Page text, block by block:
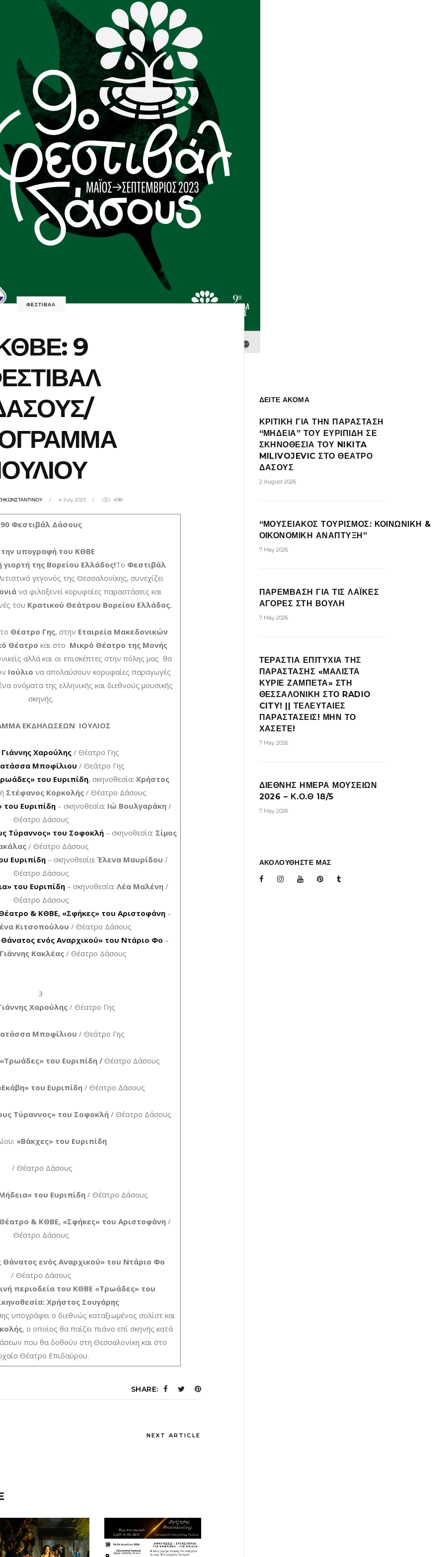
ΦΕΣΤΙΒΑΛ
9
4 July 2023 498
90 Φεστιβάλ Δάσους
υπογραφή του ΚΘΒΕ
της Βορείου Ελλάδος!To Φεστιβάλ
γεγονός της Θεσσαλονίκης, συνεχίζει
να φιλοξενεί κορυφαίες παραστάσεις και
του Κρατικού Θεάτρου Βορείου Ελλάδος.
Θέατρο Γης, στην Εταιρεία Μακεδονικών
Θέατρο και στο Μικρό Θέατρο της Μονής
αλλά και οι επισκέπτες στην πόλης μας θα
Ιούλιο να απολαύσουν κορυφαίες παραγωγές
ονόματα της ελληνικής και διεθνούς μουσικής
σκηνής.
ΕΚΔΗΛΩΣΕΩΝ ΙΟΥΛΙΟΣ
Γιάννης Χαρούλης / Θέατρο Γης
Μποφίλιου / Θεάτρο Γης
του Ευριπίδη, σκηνοθεσία: Χρήστος
Στέφανος Κορκολής / Θέατρο Δάσους
του Ευριπίδη – σκηνοθεσία: Ιώ Βουλγαράκη /
Θέατρο Δάσους
Τύραννος» του Σοφοκλή– σκηνοθεσία: Σίμος
/ Θέατρο Δάσους
Ευριπίδη – σκηνοθεσία: Έλενα Μαυρίδου /
Θέατρο Δάσους
του Ευριπίδη – σκηνοθεσία: Λέα Μαλένη/
Θέατρο Δάσους
& ΚΘΒΕ, «Σφήκες» του Αριστοφάνη–
Κιτσοπούλου / Θέατρο Δάσους
ενός Αναρχικού» του Ντάριο Φο –
Κακλέας/ Θέατρο Δάσους
3
Χαρούλης/ Θέατρο Γης
Μποφίλιου / Θεάτρο Γης
«Τρωάδες» του Ευριπίδη / Θέατρο Δάσους
του Ευριπίδη/ Θέατρο Δάσους
Τύραννος» του Σοφοκλή / Θέατρο Δάσους
«Βάκχες» του Ευριπίδη
/ Θέατρο Δάσους
του Ευριπίδη/ Θέατρο Δάσους
& ΚΘΒΕ, «Σφήκες» του Αριστοφάνη/
Θέατρο Δάσους
Θάνατος ενός Αναρχικού» του Ντάριο Φο
/ Θέατρο Δάσους
περιοδεία του ΚΘΒΕ «Τρωάδες» του
Χρήστος Σουγάρης
υπογράφει ο διεθνώς καταξιωμένος σολίστ και
, ο οποίος θα παίζει πιάνο επί σκηνής κατά
που θα δοθούν στη Θεσσαλονίκη και στο
Θέατρο Επιδαύρου.
SHARE:
NEXT ARTICLE
ΔΕΙΤΕ ΑΚΟΜΑ
ΚΡΙΤΙΚΗ ΓΙΑ ΤΗΝ ΠΑΡΑΣΤΑΣΗ
“ΜΗΔΕΙΑ” ΤΟΥ ΕΥΡΙΠΙΔΗ ΣΕ
ΣΚΗΝΟΘΕΣΙΑ ΤΟΥ NIKITA
MILIVOJEVIC ΣΤΟ ΘΕΑΤΡΟ
ΔΑΣΟΥΣ
2 August 2026
“ΜΟΥΣΕΙΑΚΟΣ ΤΟΥΡΙΣΜΟΣ: ΚΟΙΝΩΝΙΚΗ &
ΟΙΚΟΝΟΜΙΚΗ ΑΝΑΠΤΥΞΗ”
7 May 2026
ΠΑΡΕΜΒΑΣΗ ΓΙΑ ΤΙΣ ΛΑΪΚΕΣ
ΑΓΟΡΕΣ ΣΤΗ ΒΟΥΛΗ
7 May 2026
ΤΕΡΑΣΤΙΑ ΕΠΙΤΥΧΙΑ ΤΗΣ
ΠΑΡΑΣΤΑΣΗΣ «ΜΑΛΙΣΤΑ
ΚΥΡΙΕ ΖΑΜΠΕΤΑ» ΣΤΗ
ΘΕΣΣΑΛΟΝΙΚΗ ΣΤΟ RADIO
CITY! || ΤΕΛΕΥΤΑΙΕΣ
ΠΑΡΑΣΤΑΣΕΙΣ! ΜΗΝ ΤΟ
ΧΑΣΕΤΕ!
7 May 2026
ΔΙΕΘΝΗΣ ΗΜΕΡΑ ΜΟΥΣΕΙΩΝ
2026 – Κ.Ο.Θ 18/5
7 May 2026
ΑΚΟΛΟΥΘΗΣΤΕ ΜΑΣ